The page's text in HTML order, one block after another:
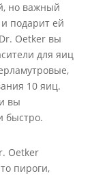
но важный
подарит ей
Oetker вы
для яиц
10 яиц.
вы
быстро.
Oetker
пироги,